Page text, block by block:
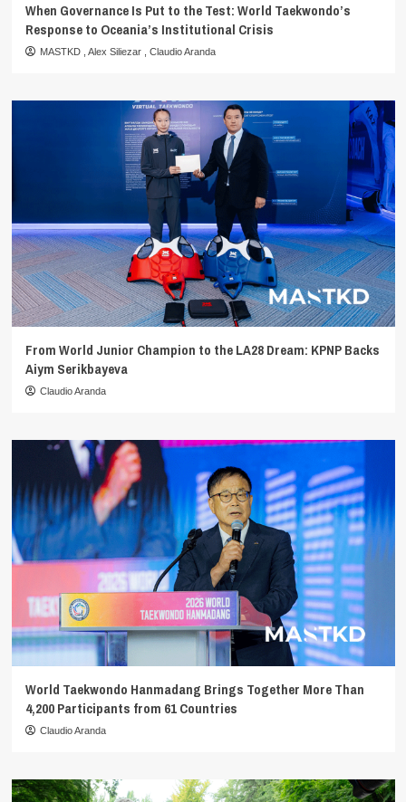
When Governance Is Put to the Test: World Taekwondo’s
Response to Oceania’s Institutional Crisis
MASTKD , Alex Siliezar , Claudio Aranda
From World Junior Champion to the LA28 Dream: KPNP Backs
Aiym Serikbayeva
Claudio Aranda
World Taekwondo Hanmadang Brings Together More Than
4,200 Participants from 61 Countries
Claudio Aranda